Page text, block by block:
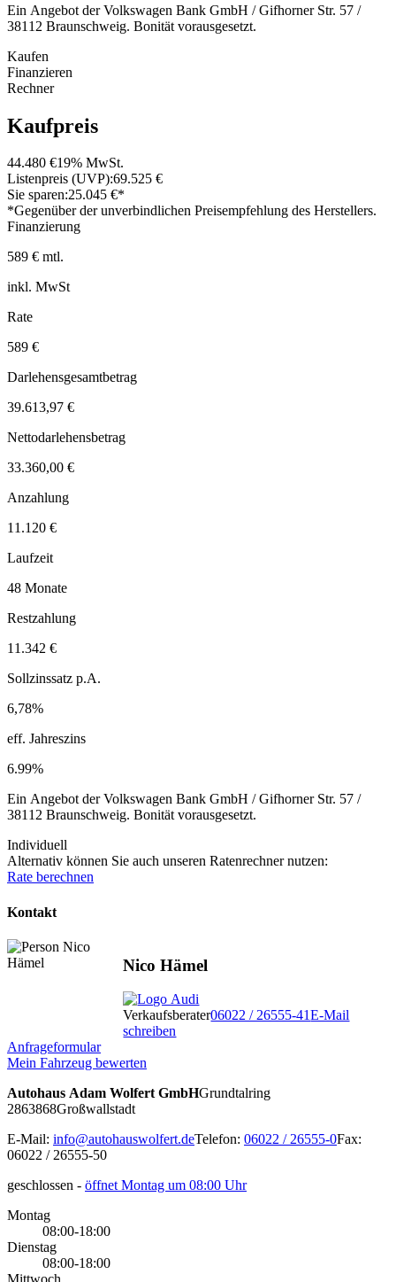
Ein Angebot der Volkswagen Bank GmbH / Gifhorner Str. 57 /
38112 Braunschweig. Bonität vorausgesetzt.
Kaufen
Finanzieren
Rechner
Kaufpreis
44.480 €19% MwSt.
Listenpreis (UVP):69.525 €
Sie sparen:25.045 €*
*Gegenüber der unverbindlichen Preisempfehlung des Herstellers.
Finanzierung
589 € mtl.
inkl. MwSt
Rate
589 €
Darlehensgesamtbetrag
39.613,97 €
Nettodarlehensbetrag
33.360,00 €
Anzahlung
11.120 €
Laufzeit
48 Monate
Restzahlung
11.342 €
Sollzinssatz p.A.
6,78%
eff. Jahreszins
6.99%
Ein Angebot der Volkswagen Bank GmbH / Gifhorner Str. 57 /
38112 Braunschweig. Bonität vorausgesetzt.
Individuell
Alternativ können Sie auch unseren Ratenrechner nutzen:
Rate berechnen
Kontakt
Nico Hämel
Verkaufsberater06022 / 26555-41E-Mail
schreiben
Anfrageformular
Mein Fahrzeug bewerten
Autohaus Adam Wolfert GmbHGrundtalring
2863868Großwallstadt
E-Mail: info@autohauswolfert.deTelefon: 06022 / 26555-0Fax:
06022 / 26555-50
geschlossen - öffnet Montag um 08:00 Uhr
Montag
08:00-18:00
Dienstag
08:00-18:00